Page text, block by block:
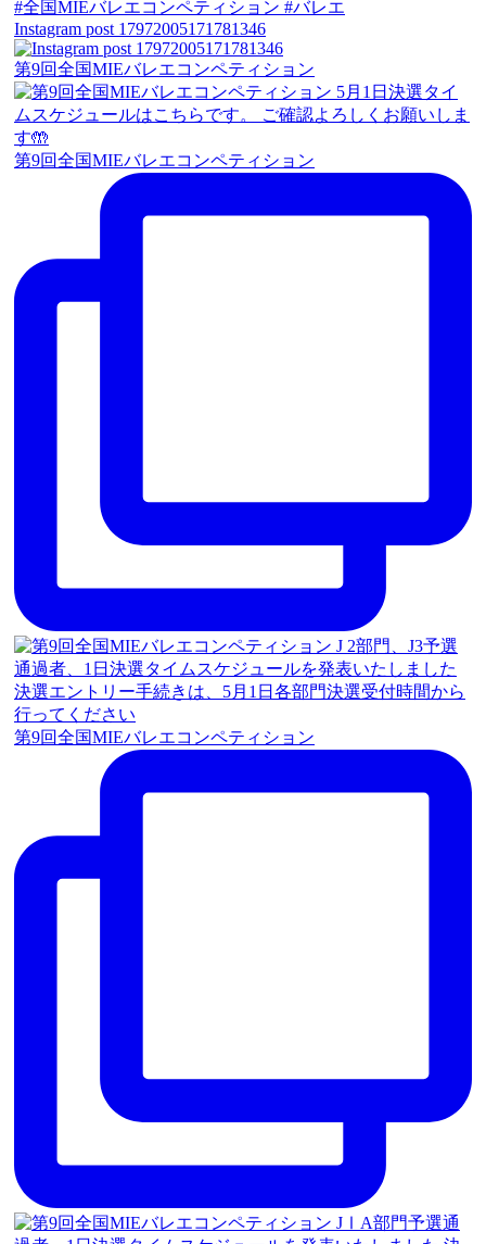
Instagram post 17972005171781346
第9回全国MIEバレエコンペティション
第9回全国MIEバレエコンペティション
第9回全国MIEバレエコンペティション